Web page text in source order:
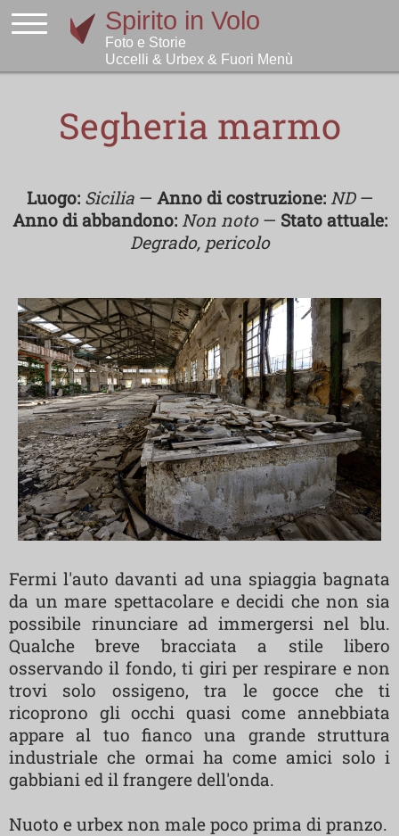
Segheria marmo
Luogo: Sicilia— Anno di costruzione: ND—
Anno di abbandono: Non noto— Stato attuale:
Degrado, pericolo
Fermi l'auto davanti ad una spiaggia bagnata
da un mare spettacolare e decidi che non sia
possibile rinunciare ad immergersi nel blu.
Qualche breve bracciata a stile libero
osservando il fondo, ti giri per respirare e non
trovi solo ossigeno, tra le gocce che ti
ricoprono gli occhi quasi come annebbiata
appare al tuo fianco una grande struttura
industriale che ormai ha come amici solo i
gabbiani ed il frangere dell'onda.
Nuoto e urbex non male poco prima di pranzo.